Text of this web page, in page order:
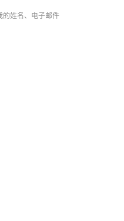
的姓名、电子邮件